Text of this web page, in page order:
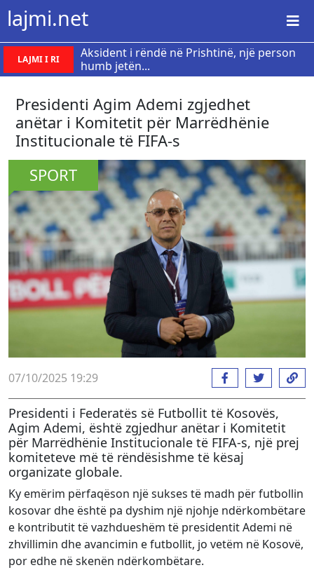
lajmi.net
LAJMI I RI
Aksident i rëndë në Prishtinë, një person
humb jetën...
Presidenti Agim Ademi zgjedhet
anëtar i Komitetit për Marrëdhënie
Institucionale të FIFA-s
SPORT
07/10/2025 19:29
Presidenti i Federatës së Futbollit të Kosovës,
Agim Ademi, është zgjedhur anëtar i Komitetit
për Marrëdhënie Institucionale të FIFA-s, një prej
komiteteve më të rëndësishme të kësaj
organizate globale.
Ky emërim përfaqëson një sukses të madh për futbollin
kosovar dhe është pa dyshim një njohje ndërkombëtare
e kontributit të vazhdueshëm të presidentit Ademi në
zhvillimin dhe avancimin e futbollit, jo vetëm në Kosovë,
por edhe në skenën ndërkombëtare.